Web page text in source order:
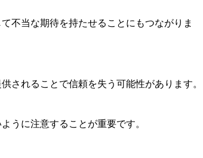
不当な期待を持たせることにもつながりま
されることで信頼を失う可能性があります。
うに注意することが重要です。